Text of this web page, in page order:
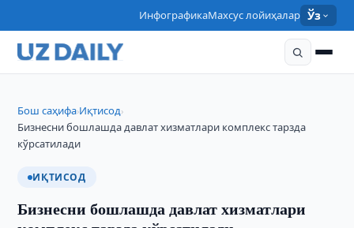
ИнфографикаМахсус лойиҳалар Ўз
Бош саҳифа›Иқтисод›
Бизнесни бошлашда давлат хизматлари комплекс тарзда
кўрсатилади
ИҚТИСОД
Бизнесни бошлашда давлат хизматлари